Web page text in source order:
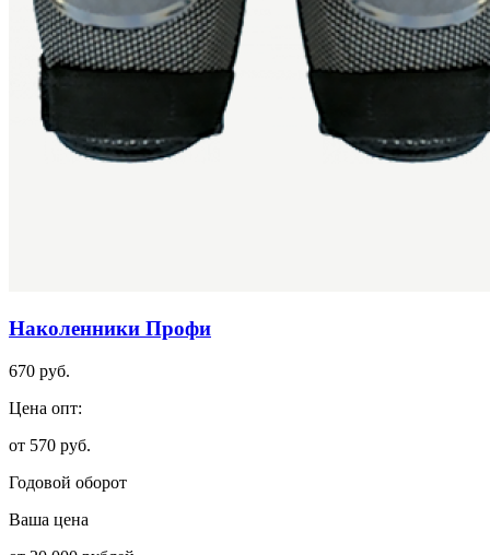
Наколенники Профи
670 руб.
Цена опт:
от 570 руб.
Годовой оборот
Ваша цена